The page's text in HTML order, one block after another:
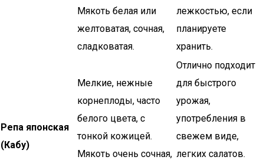
Мякоть белая или
желтоватая, сочная,
сладковатая.
лежкостью, если
планируете
хранить.
Репа японская
(Кабу)
Мелкие, нежные
корнеплоды, часто
белого цвета, с
тонкой кожицей.
Мякоть очень сочная,
Отлично подходит
для быстрого
урожая,
употребления в
свежем виде,
легких салатов.